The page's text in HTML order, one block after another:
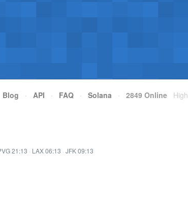
Blog · API · FAQ · Solana · 2849 Online
21:13 · LAX 06:13 · JFK 09:13